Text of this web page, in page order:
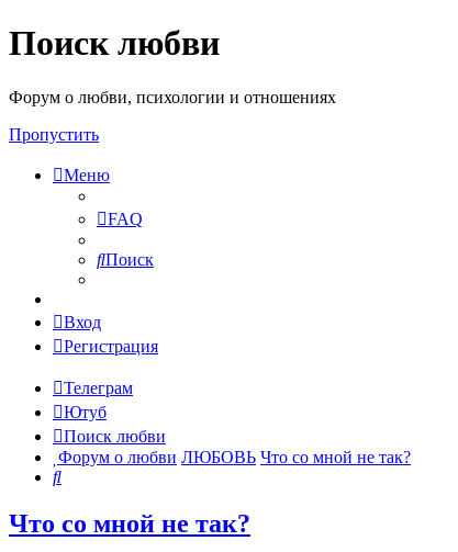
Поиск любви
Форум о любви, психологии и отношениях
Пропустить
Меню
FAQ
Поиск
Вход
Регистрация
Телеграм
Ютуб
Поиск любви
Форум о любви ЛЮБОВЬ Что со мной не так?
Поиск
Что со мной не так?